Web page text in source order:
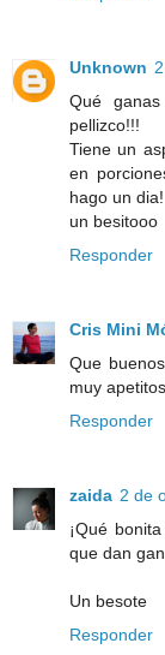
Unknown
Qué
pellizco!!!
Tiene un
en
hago un dia!
un besitooo
Responder
Cris Mini
Que
muy
Responder
zaida 2 de
¡Qué
que dan
Un besote
Responder